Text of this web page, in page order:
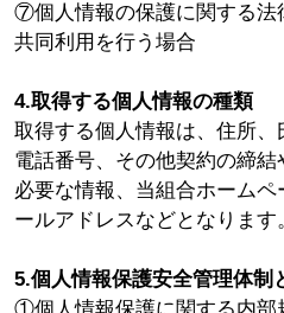
⑦個人情報の保護に関する法
共同利用を行う場合
4.取得する個人情報の種類
取得する個人情報は、住所、
電話番号、その他契約の締
必要な情報、当組合ホーム
ールアドレスなどとなります
5.個人情報保護安全管理体制